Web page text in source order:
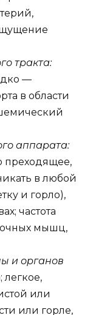
тракта:
—
в области
аппарата:
преходящее,
в любой
и горло),
частота
мышц,
и органов
или
или горле,